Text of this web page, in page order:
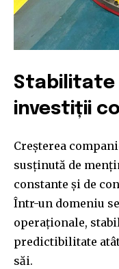
To subscribe, simply
or click the subscribe
your privacy and won't
I've read and accept
32,111
Stabilitate
investiții
Creșterea
susținută de
constante și de
Într-un domeniu
operaționale,
predictibilitate
săi.